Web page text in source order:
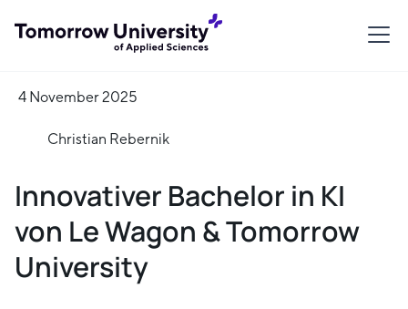
4 November 2025
Christian Rebernik
Innovativer Bachelor in KI
von Le Wagon & Tomorrow
University